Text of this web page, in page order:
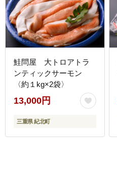
鮭問屋 大トロアトラ
ンティックサーモン
〈約１kg×2袋〉
13,000円
三重県 紀北町